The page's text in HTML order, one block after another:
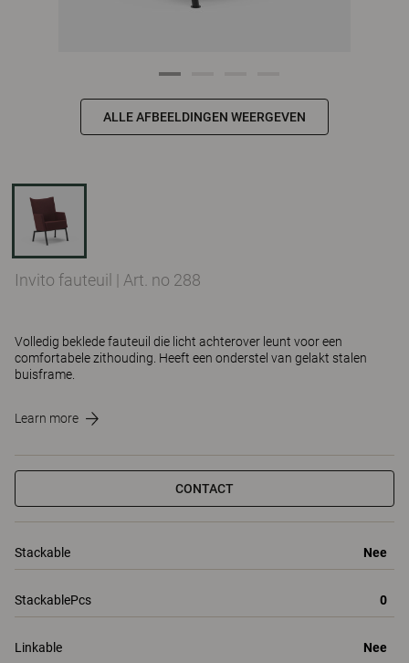
ALLE AFBEELDINGEN WEERGEVEN
Invito fauteuil | Art. no 288
Volledig beklede fauteuil die licht achterover leunt voor een
comfortabele zithouding. Heeft een onderstel van gelakt stalen
buisframe.
Learn more
CONTACT
Stackable Nee
StackablePcs 0
Linkable Nee